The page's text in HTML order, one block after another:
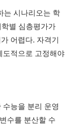
는 시나리오는 학
별 심층평가가
어렵다. 자격기
도적으로 고정해야
능을 분리 운영
수를 분산할 수